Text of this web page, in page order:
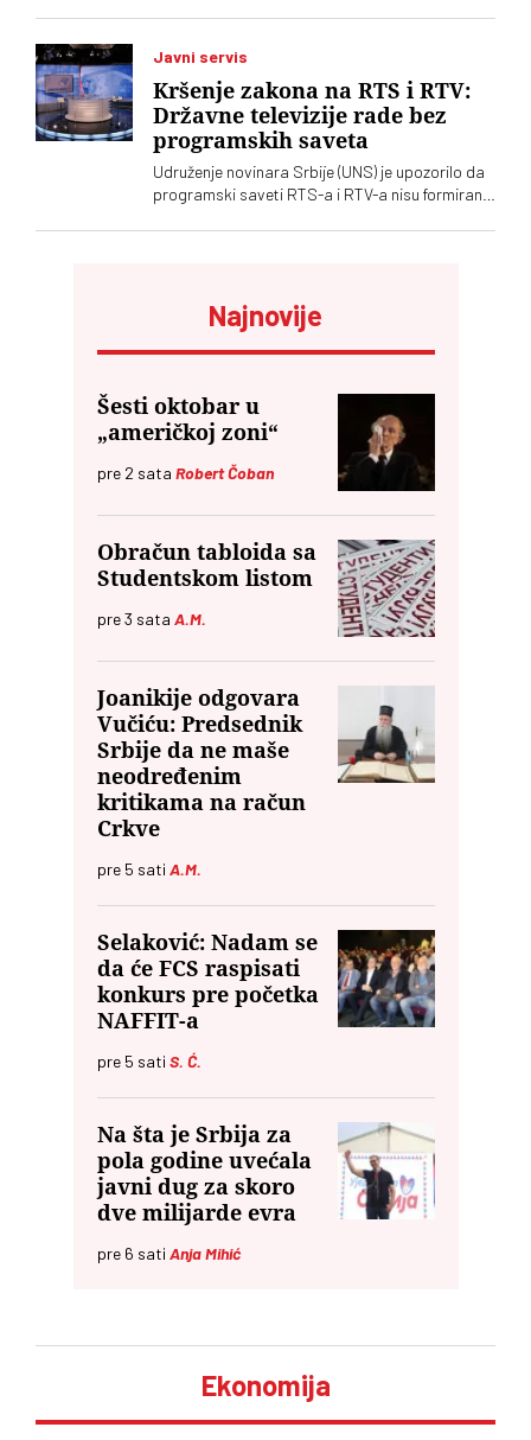
počinjenih nad srpskim narodom
Javni servis
Kršenje zakona na RTS i RTV:
Državne televizije rade bez
programskih saveta
Udruženje novinara Srbije (UNS) je upozorilo da
programski saveti RTS-a i RTV-a nisu formirani
Najnovije
pre2 sata Robert Čoban
Šesti oktobar u
„američkoj zoni“
pre3 sata A.M.
Obračun tabloida sa
Studentskom listom
pre5 sati A.M.
Joanikije odgovara
Vučiću: Predsednik
Srbije da ne maše
neodređenim
kritikama na račun
Crkve
pre5 sati S. Ć.
Selaković: Nadam se
da će FCS raspisati
konkurs pre početka
NAFFIT-a
pre6 sati Anja Mihić
Na šta je Srbija za
pola godine uvećala
javni dug za skoro
dve milijarde evra
Ekonomija